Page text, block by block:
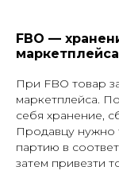
FBO —
маркетплейса
При FBO товар
маркетплейса.
себя хранение,
Продавцу нужно
партию в
затем привезти